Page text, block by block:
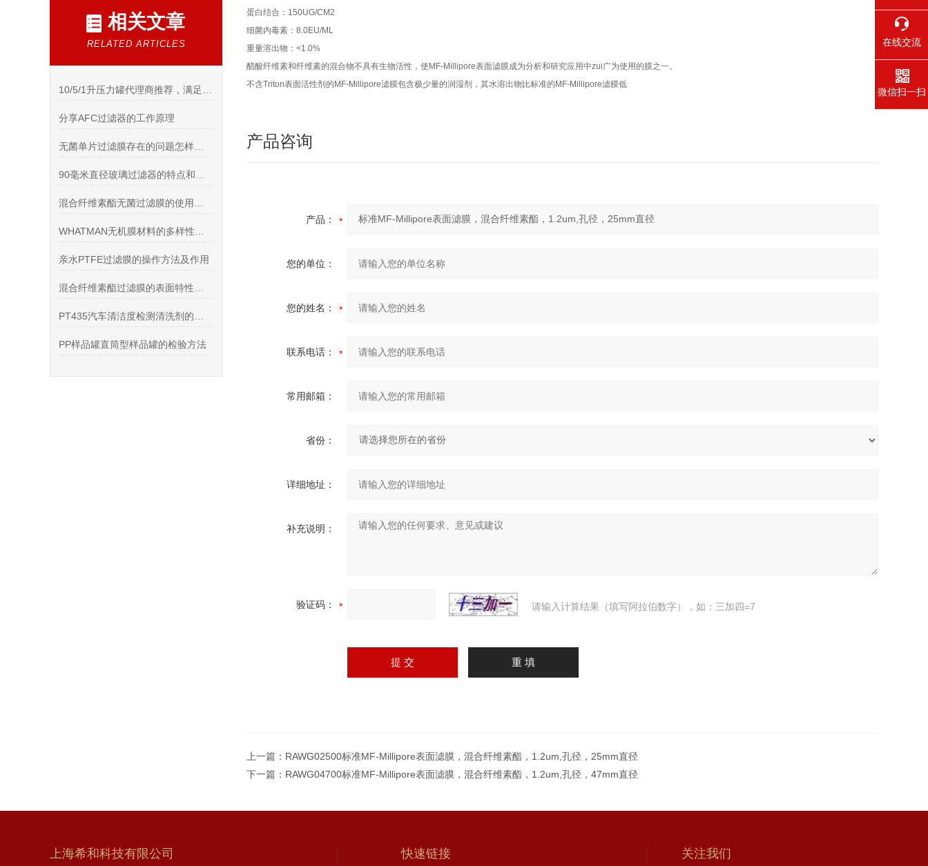
相关文章
RELATED ARTICLES
分享AFC过滤器的工作原理
亲水PTFE过滤膜的操作方法及作用
PP样品罐直筒型样品罐的检验方法
蛋白结合：150UG/CM2
细菌内毒素：8.0EU/ML
重量溶出物：<1.0%
醋酸纤维素和纤维素的混合物不具有生物活性，使MF-Millipore表面滤膜成为分析和研究应用中zui广为使用的膜之一。
不含Triton表面活性剂的MF-Millipore滤膜包含极少量的润湿剂，其水溶出物比标准的MF-Millipore滤膜低
产品咨询
产品：
您的单位：
您的姓名：
联系电话：
常用邮箱：
省份：
详细地址：
补充说明：
验证码： 请输入计算结果（填写阿拉伯数字），如：三加四=7
上一篇： RAWG02500标准MF-Millipore表面滤膜，混合纤维素酯，1.2um,孔径，25mm直径
下一篇： RAWG04700标准MF-Millipore表面滤膜，混合纤维素酯，1.2um,孔径，47mm直径
上海希和科技有限公司 快速链接 关注我们
在线交流
微信扫一扫